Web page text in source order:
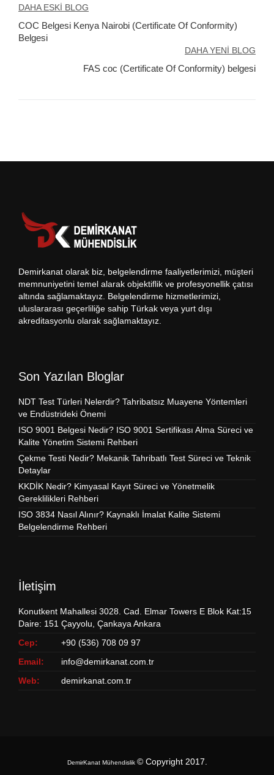
Yazı
gezinmesi
DAHA ESKI BLOG
COC Belgesi Kenya Nairobi (Certificate Of Conformity)
Belgesi
DAHA YENI BLOG
FAS coc (Certificate Of Conformity) belgesi
Demirkanat olarak biz, belgelendirme faaliyetlerimizi, müşteri
memnuniyetini temel alarak objektiflik ve profesyonellik çatısı
altında sağlamaktayız. Belgelendirme hizmetlerimizi,
uluslararası geçerliliğe sahip Türkak veya yurt dışı
akreditasyonlu olarak sağlamaktayız.
Son Yazılan Bloglar
NDT Test Türleri Nelerdir? Tahribatsız Muayene Yöntemleri
ve Endüstrideki Önemi
ISO 9001 Belgesi Nedir? ISO 9001 Sertifikası Alma Süreci ve
Kalite Yönetim Sistemi Rehberi
Çekme Testi Nedir? Mekanik Tahribatlı Test Süreci ve Teknik
Detaylar
KKDİK Nedir? Kimyasal Kayıt Süreci ve Yönetmelik
Gereklilikleri Rehberi
ISO 3834 Nasıl Alınır? Kaynaklı İmalat Kalite Sistemi
Belgelendirme Rehberi
İletişim
Konutkent Mahallesi 3028. Cad. Elmar Towers E Blok Kat:15
Daire: 151 Çayyolu, Çankaya Ankara
Cep:
+90 (536) 708 09 97
Email:
info@demirkanat.com.tr
Web:
demirkanat.com.tr
DemirKanat Mühendislik © Copyright 2017.